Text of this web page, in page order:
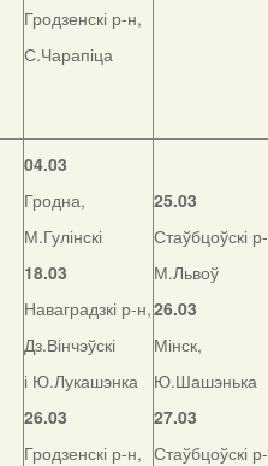
Гродзенскі р-н,
С.Чарапіца
04.03
Гродна,
М.Гулінскі
18.03
Наваградзкі р-н,
Дз.Вінчэўскі
і Ю.Лукашэнка
26.03
Гродзенскі р-н,
25.03
Стаўбцоўскі
М.Львоў
26.03
Мінск,
Ю.Шашэнька
27.03
Стаўбцоўскі